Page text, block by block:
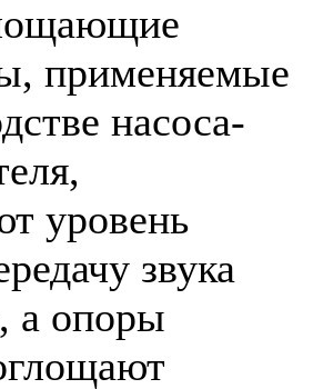
применяемые
насоса-
уровень
звука
а опоры